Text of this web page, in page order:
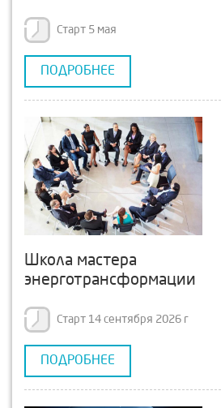
Старт 5 мая
ПОДРОБНЕЕ
Школа мастера
энерготрансформации
Старт 14 сентября 2026 г
ПОДРОБНЕЕ